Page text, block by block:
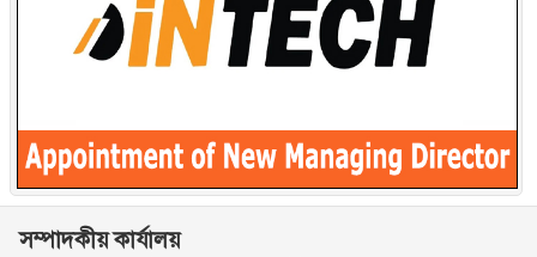
সম্পাদকীয় কার্যালয়